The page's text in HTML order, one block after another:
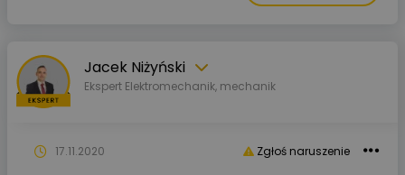
Jacek Niżyński
Ekspert Elektromechanik, mechanik
Zgłoś naruszenie
17.11.2020